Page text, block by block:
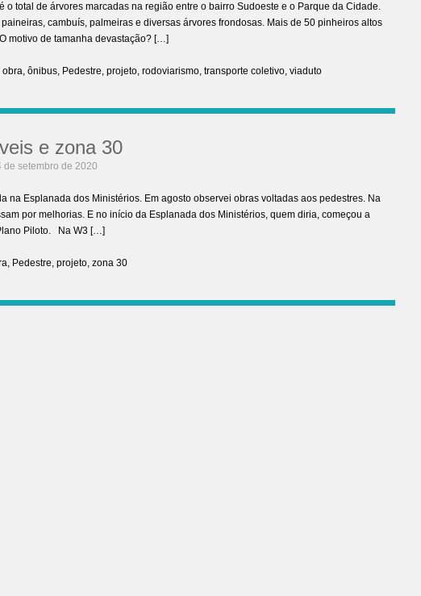
o total de árvores marcadas na região entre o bairro Sudoeste e o Parque da Cidade.
cambuís, palmeiras e diversas árvores frondosas. Mais de 50 pinheiros altos
motivo de tamanha devastação? […]
obra, ônibus, Pedestre, projeto, rodoviarismo, transporte coletivo, viaduto
e zona 30
de setembro de 2020
na Esplanada dos Ministérios. Em agosto observei obras voltadas aos pedestres. Na
por melhorias. E no início da Esplanada dos Ministérios, quem diria, começou a
Piloto. Na W3 […]
, Pedestre, projeto, zona 30